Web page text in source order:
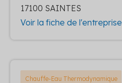
17100 SAINTES
Voir la fiche de l'entreprise
Chauffe-Eau Thermodynamique